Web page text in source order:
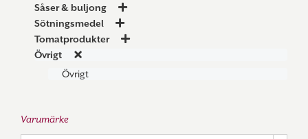
Såser & buljong
Sötningsmedel
Tomatprodukter
Övrigt
Övrigt
Varumärke